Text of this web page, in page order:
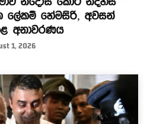
හේමසිරි, අවසන්
අනාවරණය
1, 2026